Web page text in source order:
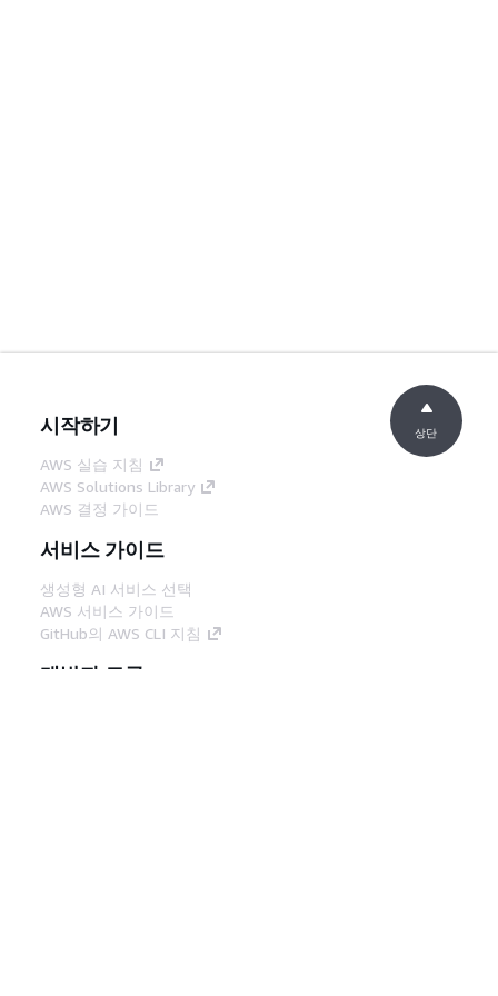
시작하기
AWS 실습 지침
AWS Solutions Library
AWS 결정 가이드
서비스 가이드
생성형 AI 서비스 선택
AWS 서비스 가이드
GitHub의 AWS CLI 지침
개발자 도구
상단